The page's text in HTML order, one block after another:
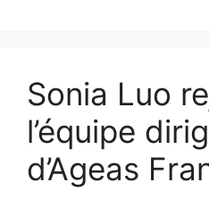
Sonia Luo
l’équipe
d’Ageas